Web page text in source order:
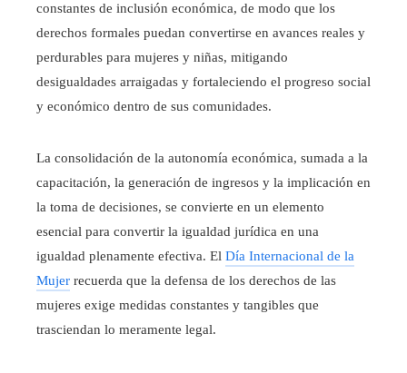
constantes de inclusión económica, de modo que los
derechos formales puedan convertirse en avances reales y
perdurables para mujeres y niñas, mitigando
desigualdades arraigadas y fortaleciendo el progreso social
y económico dentro de sus comunidades.
La consolidación de la autonomía económica, sumada a la
capacitación, la generación de ingresos y la implicación en
la toma de decisiones, se convierte en un elemento
esencial para convertir la igualdad jurídica en una
igualdad plenamente efectiva. El Día Internacional de la
Mujer recuerda que la defensa de los derechos de las
mujeres exige medidas constantes y tangibles que
trasciendan lo meramente legal.